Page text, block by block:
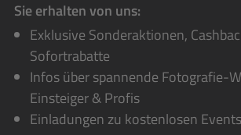
Sie erhalten von uns:
Exklusive Sonderaktionen,
Sofortrabatte
Infos über spannende Fotografie-
Einsteiger & Profis
Einladungen zu kostenlosen Events